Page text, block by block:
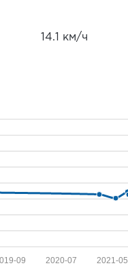
14.1 км/ч
2021-05
2020-07
09